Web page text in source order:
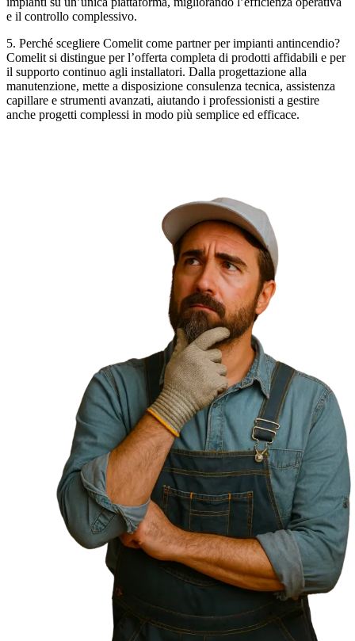
e il controllo complessivo.
5. Perché scegliere Comelit come partner per impianti antincendio?
Comelit si distingue per l’offerta completa di prodotti affidabili e per
il supporto continuo agli installatori. Dalla progettazione alla
manutenzione, mette a disposizione consulenza tecnica, assistenza
capillare e strumenti avanzati, aiutando i professionisti a gestire
anche progetti complessi in modo più semplice ed efficace.